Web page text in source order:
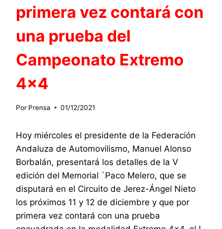
primera vez contará con
una prueba del
Campeonato Extremo
4×4
Por Prensa 01/12/2021
Hoy miércoles el presidente de la Federación
Andaluza de Automovilismo, Manuel Alonso
Borbalán, presentará los detalles de la V
edición del Memorial `Paco Melero, que se
disputará en el Circuito de Jerez-Ángel Nieto
los próximos 11 y 12 de diciembre y que por
primera vez contará con una prueba